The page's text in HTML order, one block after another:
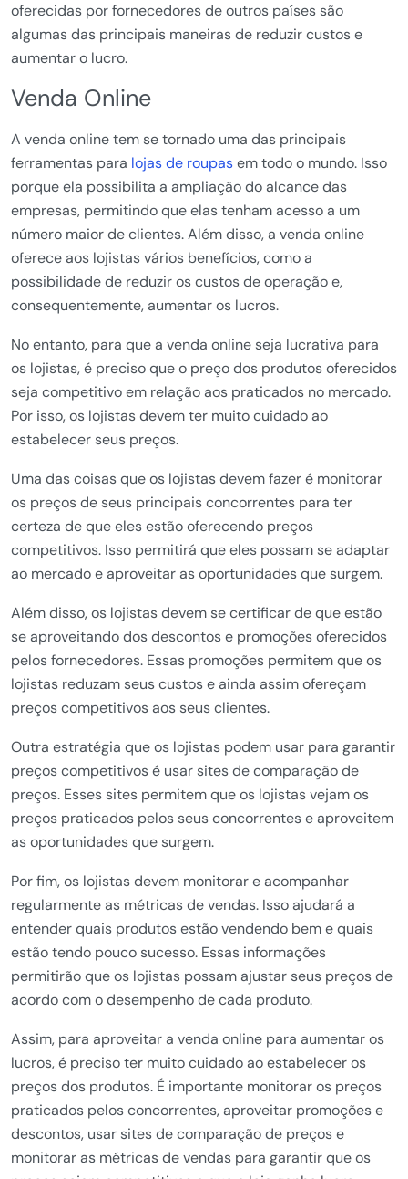
oferecidas por fornecedores de outros países são
algumas das principais maneiras de reduzir custos e
aumentar o lucro.
Venda Online
A venda online tem se tornado uma das principais
ferramentas para lojas de roupasem todo o mundo. Isso
porque ela possibilita a ampliação do alcance das
empresas, permitindo que elas tenham acesso a um
número maior de clientes. Além disso, a venda online
oferece aos lojistas vários benefícios, como a
possibilidade de reduzir os custos de operação e,
consequentemente, aumentar os lucros.
No entanto, para que a venda online seja lucrativa para
os lojistas, é preciso que o preço dos produtos oferecidos
seja competitivo em relação aos praticados no mercado.
Por isso, os lojistas devem ter muito cuidado ao
estabelecer seus preços.
Uma das coisas que os lojistas devem fazer é monitorar
os preços de seus principais concorrentes para ter
certeza de que eles estão oferecendo preços
competitivos. Isso permitirá que eles possam se adaptar
ao mercado e aproveitar as oportunidades que surgem.
Além disso, os lojistas devem se certificar de que estão
se aproveitando dos descontos e promoções oferecidos
pelos fornecedores. Essas promoções permitem que os
lojistas reduzam seus custos e ainda assim ofereçam
preços competitivos aos seus clientes.
Outra estratégia que os lojistas podem usar para garantir
preços competitivos é usar sites de comparação de
preços. Esses sites permitem que os lojistas vejam os
preços praticados pelos seus concorrentes e aproveitem
as oportunidades que surgem.
Por fim, os lojistas devem monitorar e acompanhar
regularmente as métricas de vendas. Isso ajudará a
entender quais produtos estão vendendo bem e quais
estão tendo pouco sucesso. Essas informações
permitirão que os lojistas possam ajustar seus preços de
acordo com o desempenho de cada produto.
Assim, para aproveitar a venda online para aumentar os
lucros, é preciso ter muito cuidado ao estabelecer os
preços dos produtos. É importante monitorar os preços
praticados pelos concorrentes, aproveitar promoções e
descontos, usar sites de comparação de preços e
monitorar as métricas de vendas para garantir que os